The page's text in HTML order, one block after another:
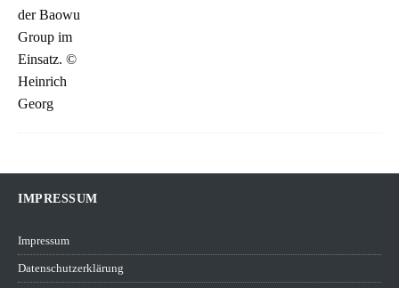
IMPRESSUM
Impressum
Datenschutzerklärung